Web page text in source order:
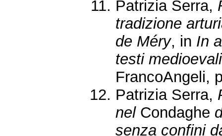
Patrizia Serra,
tradizione
de Méry, in In
testi medioevali
FrancoAngeli,
Patrizia Serra,
nelCondaghe
senza confini